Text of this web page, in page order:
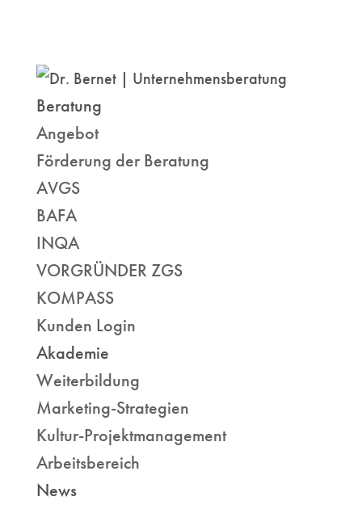
Beratung
Angebot
Förderung der Beratung
AVGS
BAFA
INQA
VORGRÜNDER ZGS
KOMPASS
Kunden Login
Akademie
Weiterbildung
Marketing-Strategien
Kultur-Projektmanagement
Arbeitsbereich
News